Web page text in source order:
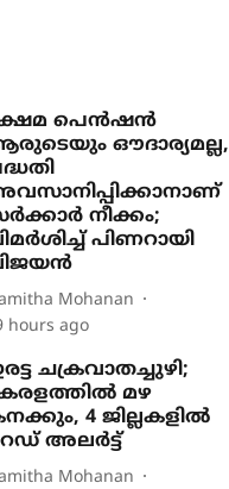
പെൻഷൻ
ഔദാര്യമല്ല,
നീക്കം;
പിണറായി
Mohanan
hours ago
ചക്രവാതച്ചുഴി;
മഴ
4 ജില്ലകളിൽ
അലർട്ട്
Mohanan